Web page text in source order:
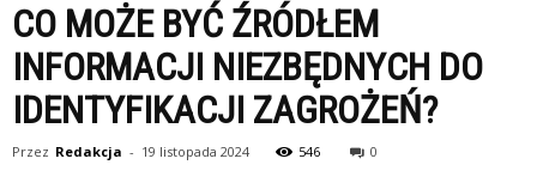
CO MOŻE BYĆ ŹRÓDŁEM
INFORMACJI NIEZBĘDNYCH DO
IDENTYFIKACJI ZAGROŻEŃ?
Przez Redakcja - 19 listopada 2024 546 0